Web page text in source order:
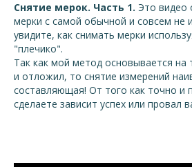
Снятие мерок. Часть 1. Это видео
мерки с самой обычной и совсем не
увидите, как снимать мерки
"плечико".
Так как мой метод основывается на
и отложил, то снятие измерений
составляющая! От того как точно и
сделаете зависит успех или провал